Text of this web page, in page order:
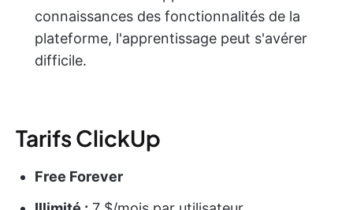
connaissances des fonctionnalités de la
plateforme, l'apprentissage peut s'avérer
difficile.
Tarifs ClickUp
Free Forever